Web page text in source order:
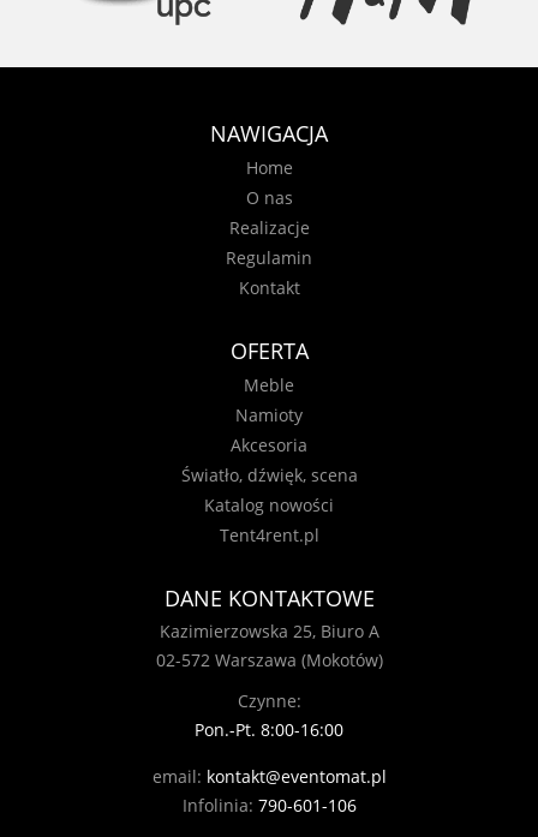
NAWIGACJA
Home
O nas
Realizacje
Regulamin
Kontakt
OFERTA
Meble
Namioty
Akcesoria
Światło, dźwięk, scena
Katalog nowości
Tent4rent.pl
DANE KONTAKTOWE
Kazimierzowska 25, Biuro A
02-572 Warszawa (Mokotów)
Czynne:
Pon.-Pt. 8:00-16:00
email: kontakt@eventomat.pl
Infolinia: 790-601-106